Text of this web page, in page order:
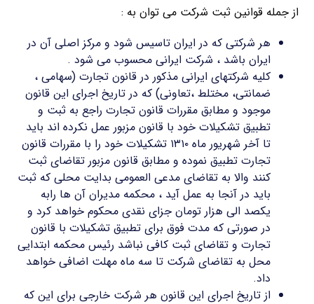
از جمله قوانین ثبت شرکت می توان به :
هر شرکتی که در ایران تاسیس شود و مرکز اصلی آن در
ایران باشد ، شرکت ایرانی محسوب می شود .
کلیه شرکتهای ایرانی مذکور در قانون تجارت (سهامی ،
ضمانتی، مختلط ،تعاونی) که در تاریخ اجرای این قانون
موجود و مطابق مقررات قانون تجارت راجع به ثبت و
تطبیق تشکیلات خود با قانون مزبور عمل نکرده اند باید
تا آخر شهریور ماه ۱۳۱۰ تشکیلات خود را با مقررات قانون
تجارت تطبیق نموده و مطابق قانون مزبور تقاضای ثبت
کنند والا به تقاضای مدعی العمومی بدایت محلی که ثبت
باید در آنجا به عمل آید ، محکمه مدیران آن ها رابه
یکصد الی هزار تومان جزای نقدی محکوم خواهد کرد و
در صورتی که مدت فوق برای تطبیق تشکیلات با قانون
تجارت و تقاضای ثبت کافی نباشد رئیس محکمه ابتدایی
محل به تقاضای شرکت تا سه ماه مهلت اضافی خواهد
داد.
از تاریخ اجرای این قانون هر شرکت خارجی برای این که